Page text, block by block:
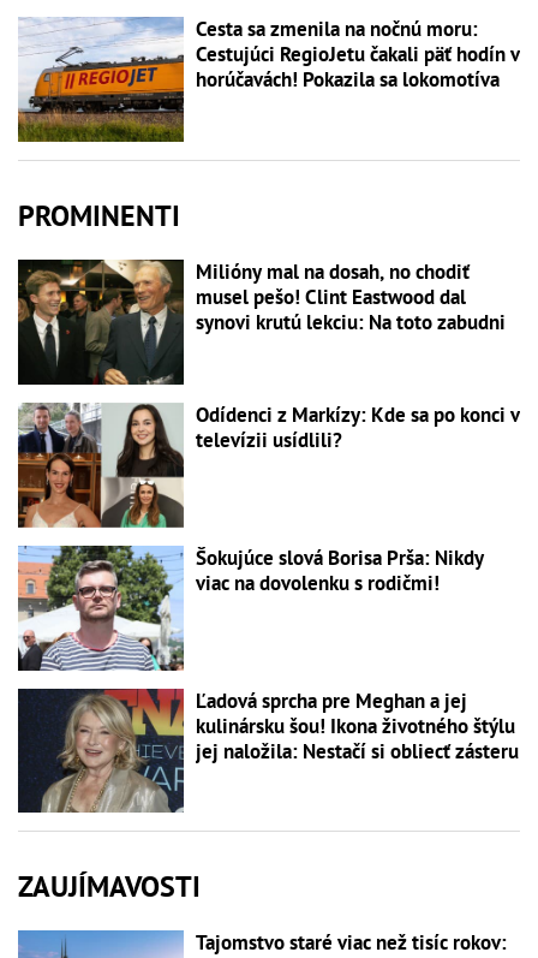
Cesta sa zmenila na nočnú moru:
Cestujúci RegioJetu čakali päť hodín v
horúčavách! Pokazila sa lokomotíva
PROMINENTI
Milióny mal na dosah, no chodiť
musel pešo! Clint Eastwood dal
synovi krutú lekciu: Na toto zabudni
Odídenci z Markízy: Kde sa po konci v
televízii usídlili?
Šokujúce slová Borisa Prša: Nikdy
viac na dovolenku s rodičmi!
Ľadová sprcha pre Meghan a jej
kulinársku šou! Ikona životného štýlu
jej naložila: Nestačí si obliecť zásteru
ZAUJÍMAVOSTI
Tajomstvo staré viac než tisíc rokov: